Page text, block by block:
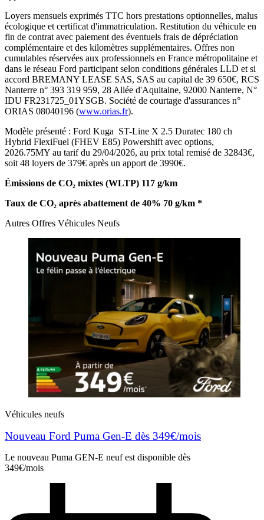
Loyers mensuels exprimés TTC hors prestations optionnelles, malus
écologique et certificat d'immatriculation. Restitution du véhicule en
fin de contrat avec paiement des éventuels frais de dépréciation
complémentaire et des kilomètres supplémentaires. Offres non
cumulables réservées aux professionnels en France métropolitaine et
dans le réseau Ford participant selon conditions générales LLD et si
accord BREMANY LEASE SAS, SAS au capital de 39 650€, RCS
Nanterre n° 393 319 959, 28 Allée d'Aquitaine, 92000 Nanterre, N°
IDU FR231725_01YSGB. Société de courtage d'assurances n°
ORIAS 08040196 (www.orias.fr).
Modèle présenté : Ford Kuga ST-Line X 2.5 Duratec 180 ch
Hybrid FlexiFuel (FHEV E85) Powershift avec options,
2026.75MY au tarif du 29/04/2026, au prix total remisé de 32843€,
soit 48 loyers de 379€ après un apport de 3990€.
Émissions de CO₂ mixtes (WLTP) 117 g/km
Taux de CO₂ après abattement de 40% 70 g/km *
Autres Offres Véhicules Neufs
Véhicules neufs
Nouveau Ford Puma Gen-E dès 349€/mois
Le nouveau Puma GEN-E neuf est disponible dès
349€/mois